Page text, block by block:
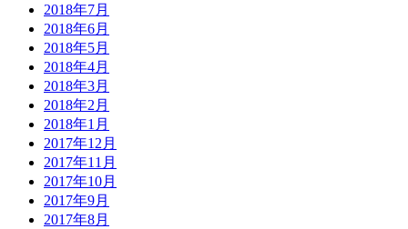
2018年7月
2018年6月
2018年5月
2018年4月
2018年3月
2018年2月
2018年1月
2017年12月
2017年11月
2017年10月
2017年9月
2017年8月